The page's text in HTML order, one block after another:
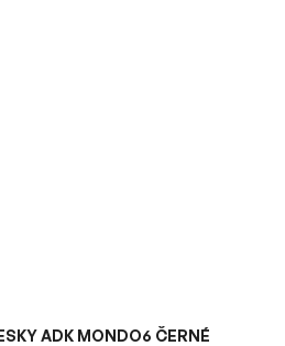
ADK MONDO6 ČERNÉ